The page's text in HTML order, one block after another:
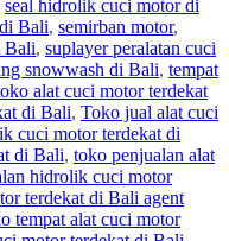
seal hidrolik cuci motor di
Bali, semirban motor,
Bali, suplayer peralatan cuci
snowwash di Bali, tempat
alat cuci motor terdekat
di Bali, Toko jual alat cuci
cuci motor terdekat di
di Bali, toko penjualan alat
hidrolik cuci motor
terdekat di Bali agent
tempat alat cuci motor